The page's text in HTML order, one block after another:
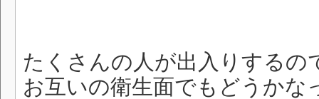
たくさんの人が出入りするの
お互いの衛生面でもどうかな